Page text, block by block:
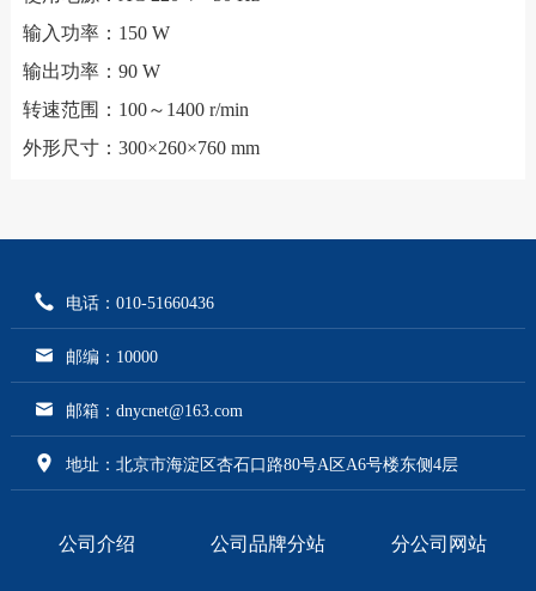
输入功率：150 W
输出功率：90 W
转速范围：100～1400 r/min
外形尺寸：300×260×760 mm
电话：010-51660436
邮编：10000
邮箱：dnycnet@163.com
地址：北京市海淀区杏石口路80号A区A6号楼东侧4层
公司介绍 公司品牌分站 分公司网站